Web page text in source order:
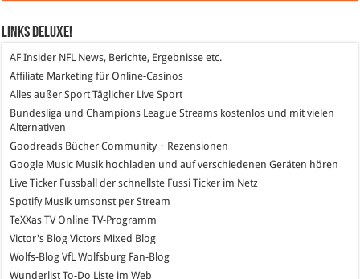
Links DeLuXe!
AF Insider NFL News, Berichte, Ergebnisse etc.
Affiliate Marketing für Online-Casinos
Alles außer SportTäglicher Live Sport
Bundesliga und Champions League Streams kostenlos und mit vielen
Alternativen
Goodreads Bücher Community + Rezensionen
Google Music Musik hochladen und auf verschiedenen Geräten hören
Live Ticker Fussball
der schnellste Fussi Ticker im Netz
SpotifyMusik umsonst per Stream
TeXXas TVOnline TV-Programm
Victor's Blog Victors Mixed Blog
Wolfs-Blog VfL Wolfsburg Fan-Blog
WunderlistTo-Do Liste im Web